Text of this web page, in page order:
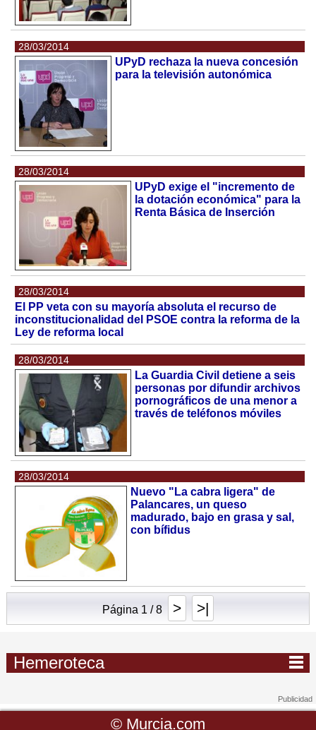
28/03/2014
UPyD rechaza la nueva concesión
para la televisión autonómica
28/03/2014
UPyD exige el "incremento de
la dotación económica" para la
Renta Básica de Inserción
28/03/2014
El PP veta con su mayoría absoluta el recurso de
inconstitucionalidad del PSOE contra la reforma de la
Ley de reforma local
28/03/2014
La Guardia Civil detiene a seis
personas por difundir archivos
pornográficos de una menor a
través de teléfonos móviles
28/03/2014
Nuevo "La cabra ligera" de
Palancares, un queso
madurado, bajo en grasa y sal,
con bífidus
Página 1 / 8 > >|
Hemeroteca
© Murcia.com